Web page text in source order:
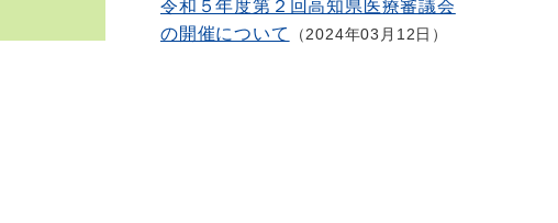
令和５年度第２回高知県医療審議会
の開催について
2024年03月12日